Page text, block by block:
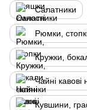
Салатники
Рюмки,
Кружки,
Чайні кавові
Кувшини,